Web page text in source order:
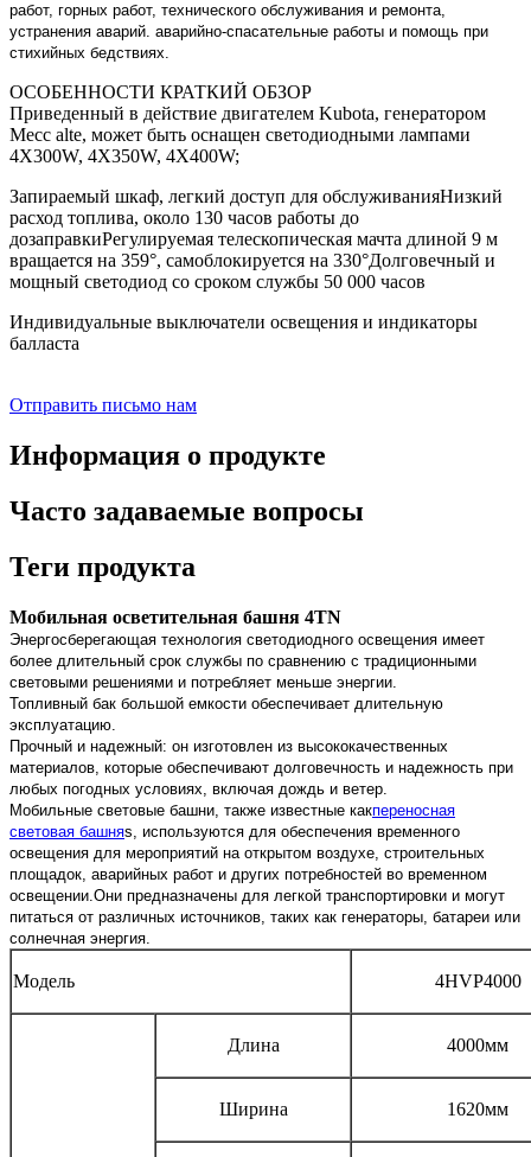
работ, горных работ, технического обслуживания и ремонта,
устранения аварий. аварийно-спасательные работы и помощь при
стихийных бедствиях.
ОСОБЕННОСТИ КРАТКИЙ ОБЗОР
Приведенный в действие двигателем Kubota, генератором
Mecc alte, может быть оснащен светодиодными лампами
4X300W, 4X350W, 4X400W;
Запираемый шкаф, легкий доступ для обслуживанияНизкий
расход топлива, около 130 часов работы до
дозаправкиРегулируемая телескопическая мачта длиной 9 м
вращается на 359°, самоблокируется на 330°Долговечный и
мощный светодиод со сроком службы 50 000 часов
Индивидуальные выключатели освещения и индикаторы
балласта
Отправить письмо нам
Информация о продукте
Часто задаваемые вопросы
Теги продукта
Мобильная осветительная башня 4TN
Энергосберегающая технология светодиодного освещения имеет
более длительный срок службы по сравнению с традиционными
световыми решениями и потребляет меньше энергии.
Топливный бак большой емкости обеспечивает длительную
эксплуатацию.
Прочный и надежный: он изготовлен из высококачественных
материалов, которые обеспечивают долговечность и надежность при
любых погодных условиях, включая дождь и ветер.
Мобильные световые башни, также известные какпереносная
световая башняs, используются для обеспечения временного
освещения для мероприятий на открытом воздухе, строительных
площадок, аварийных работ и других потребностей во временном
освещении.Они предназначены для легкой транспортировки и могут
питаться от различных источников, таких как генераторы, батареи или
солнечная энергия.
Модель 4HVP4000
Длина 4000мм
Ширина 1620мм